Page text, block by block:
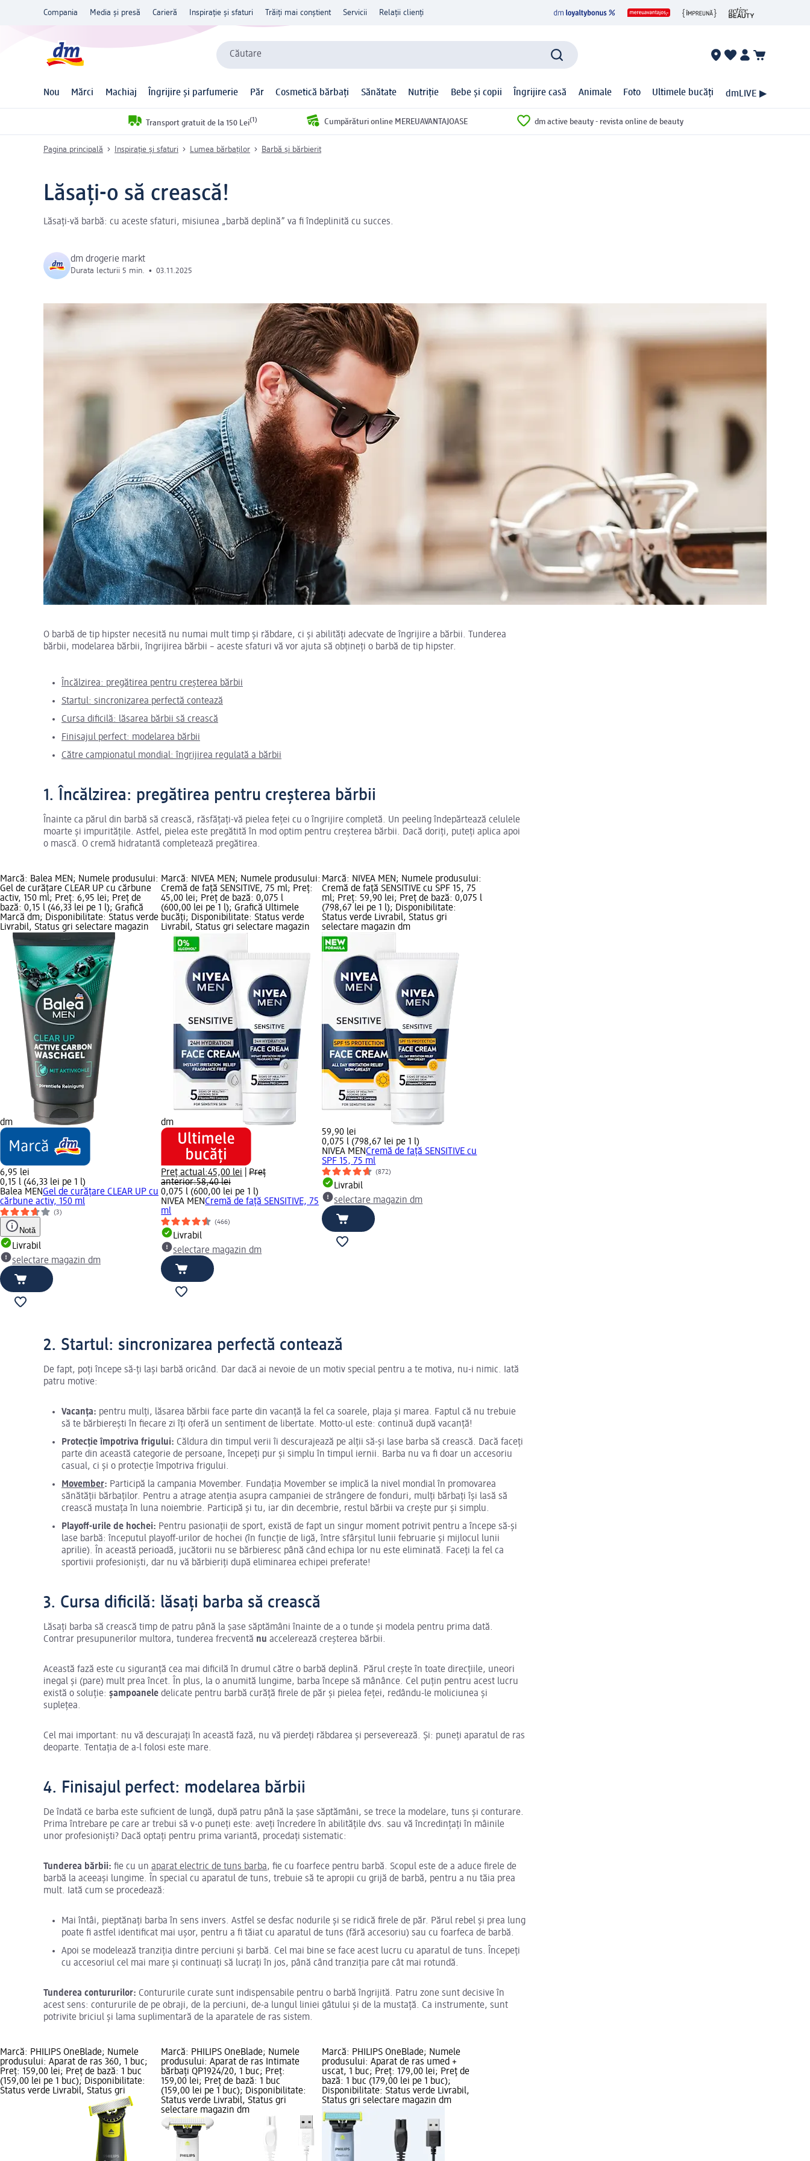
Compania Media și presă Carieră Inspirație și sfaturi Trăiți mai conștient Servicii Relații clienți
Căutare
Nou Mărci Machiaj Îngrijire și parfumerie Păr Cosmetică bărbați Sănătate Nutriție Bebe și copii Îngrijire casă Animale Foto Ultimele bucăți dmLIVE ▶
Transport gratuit de la 150 Lei(1) Cumpărături online MEREUAVANTAJOASE dm active beauty - revista online de beauty
Pagina principală Inspirație și sfaturi Lumea bărbaților Barbă și bărbierit
Lăsați-o să crească!
Lăsați-vă barbă: cu aceste sfaturi, misiunea „barbă deplină” va fi îndeplinită cu succes.
dm drogerie markt
Durata lecturii 5 min. • 03.11.2025
O barbă de tip hipster necesită nu numai mult timp și răbdare, ci și abilități adecvate de îngrijire a bărbii. Tunderea
bărbii, modelarea bărbii, îngrijirea bărbii – aceste sfaturi vă vor ajuta să obțineți o barbă de tip hipster.
Încălzirea: pregătirea pentru creșterea bărbii
Startul: sincronizarea perfectă contează
Cursa dificilă: lăsarea bărbii să crească
Finisajul perfect: modelarea bărbii
Către campionatul mondial: îngrijirea regulată a bărbii
1. Încălzirea: pregătirea pentru creșterea bărbii
Înainte ca părul din barbă să crească, răsfățați-vă pielea feței cu o îngrijire completă. Un peeling îndepărtează celulele
moarte și impuritățile. Astfel, pielea este pregătită în mod optim pentru creșterea bărbii. Dacă doriți, puteți aplica apoi
o mască. O cremă hidratantă completează pregătirea.
Marcă: Balea MEN; Numele produsului:
Gel de curățare CLEAR UP cu cărbune
activ, 150 ml; Preț: 6,95 lei; Preț de
bază: 0,15 l (46,33 lei pe 1 l); Grafică
Marcă dm; Disponibilitate: Status verde
Livrabil, Status gri selectare magazin
dm
6,95 lei
0,15 l (46,33 lei pe 1 l)
Balea MENGel de curățare CLEAR UP cu
cărbune activ, 150 ml
(3)
Notă
Livrabil
selectare magazin dm
Marcă: NIVEA MEN; Numele produsului:
Cremă de față SENSITIVE, 75 ml; Preț:
45,00 lei; Preț de bază: 0,075 l
(600,00 lei pe 1 l); Grafică Ultimele
bucăți; Disponibilitate: Status verde
Livrabil, Status gri selectare magazin
dm
Preț actual:45,00 lei |Preț
anterior:58,40 lei
0,075 l (600,00 lei pe 1 l)
NIVEA MENCremă de față SENSITIVE, 75
ml
(466)
Livrabil
selectare magazin dm
Marcă: NIVEA MEN; Numele produsului:
Cremă de față SENSITIVE cu SPF 15, 75
ml; Preț: 59,90 lei; Preț de bază: 0,075 l
(798,67 lei pe 1 l); Disponibilitate:
Status verde Livrabil, Status gri
selectare magazin dm
59,90 lei
0,075 l (798,67 lei pe 1 l)
NIVEA MENCremă de față SENSITIVE cu
SPF 15, 75 ml
(872)
Livrabil
selectare magazin dm
2. Startul: sincronizarea perfectă contează
De fapt, poți începe să-ți lași barbă oricând. Dar dacă ai nevoie de un motiv special pentru a te motiva, nu-i nimic. Iată
patru motive:
Vacanța: pentru mulți, lăsarea bărbii face parte din vacanță la fel ca soarele, plaja și marea. Faptul că nu trebuie
să te bărbierești în fiecare zi îți oferă un sentiment de libertate. Motto-ul este: continuă după vacanță!
Protecție împotriva frigului: Căldura din timpul verii îi descurajează pe alții să-și lase barba să crească. Dacă faceți
parte din această categorie de persoane, începeți pur și simplu în timpul iernii. Barba nu va fi doar un accesoriu
casual, ci și o protecție împotriva frigului.
Movember: Participă la campania Movember. Fundația Movember se implică la nivel mondial în promovarea
sănătății bărbaților. Pentru a atrage atenția asupra campaniei de strângere de fonduri, mulți bărbați își lasă să
crească mustața în luna noiembrie. Participă și tu, iar din decembrie, restul bărbii va crește pur și simplu.
Playoff-urile de hochei: Pentru pasionații de sport, există de fapt un singur moment potrivit pentru a începe să-și
lase barbă: începutul playoff-urilor de hochei (în funcție de ligă, între sfârșitul lunii februarie și mijlocul lunii
aprilie). În această perioadă, jucătorii nu se bărbieresc până când echipa lor nu este eliminată. Faceți la fel ca
sportivii profesioniști, dar nu vă bărbieriți după eliminarea echipei preferate!
3. Cursa dificilă: lăsați barba să crească
Lăsați barba să crească timp de patru până la șase săptămâni înainte de a o tunde și modela pentru prima dată.
Contrar presupunerilor multora, tunderea frecventă nu accelerează creșterea bărbii.
Această fază este cu siguranță cea mai dificilă în drumul către o barbă deplină. Părul crește în toate direcțiile, uneori
inegal și (pare) mult prea încet. În plus, la o anumită lungime, barba începe să mânânce. Cel puțin pentru acest lucru
există o soluție: șampoanele delicate pentru barbă curăță firele de păr și pielea feței, redându-le moliciunea și
suplețea.
Cel mai important: nu vă descurajați în această fază, nu vă pierdeți răbdarea și perseverează. Și: puneți aparatul de ras
deoparte. Tentația de a-l folosi este mare.
4. Finisajul perfect: modelarea bărbii
De îndată ce barba este suficient de lungă, după patru până la șase săptămâni, se trece la modelare, tuns și conturare.
Prima întrebare pe care ar trebui să v-o puneți este: aveți încredere în abilitățile dvs. sau vă încredințați în mâinile
unor profesioniști? Dacă optați pentru prima variantă, procedați sistematic:
Tunderea bărbii: fie cu un aparat electric de tuns barba, fie cu foarfece pentru barbă. Scopul este de a aduce firele de
barbă la aceeași lungime. În special cu aparatul de tuns, trebuie să te apropii cu grijă de barbă, pentru a nu tăia prea
mult. Iată cum se procedează:
Mai întâi, pieptănați barba în sens invers. Astfel se desfac nodurile și se ridică firele de păr. Părul rebel și prea lung
poate fi astfel identificat mai ușor, pentru a fi tăiat cu aparatul de tuns (fără accesoriu) sau cu foarfeca de barbă.
Apoi se modelează tranziția dintre perciuni și barbă. Cel mai bine se face acest lucru cu aparatul de tuns. Începeți
cu accesoriul cel mai mare și continuați să lucrați în jos, până când tranziția pare cât mai rotundă.
Tunderea contururilor: Contururile curate sunt indispensabile pentru o barbă îngrijită. Patru zone sunt decisive în
acest sens: contururile de pe obraji, de la perciuni, de-a lungul liniei gâtului și de la mustață. Ca instrumente, sunt
potrivite briciul și lama suplimentară de la aparatele de ras sistem.
Marcă: PHILIPS OneBlade; Numele
produsului: Aparat de ras 360, 1 buc;
Preț: 159,00 lei; Preț de bază: 1 buc
(159,00 lei pe 1 buc); Disponibilitate:
Status verde Livrabil, Status gri
Marcă: PHILIPS OneBlade; Numele
produsului: Aparat de ras Intimate
bărbați QP1924/20, 1 buc; Preț:
159,00 lei; Preț de bază: 1 buc
(159,00 lei pe 1 buc); Disponibilitate:
Status verde Livrabil, Status gri
selectare magazin dm
Marcă: PHILIPS OneBlade; Numele
produsului: Aparat de ras umed +
uscat, 1 buc; Preț: 179,00 lei; Preț de
bază: 1 buc (179,00 lei pe 1 buc);
Disponibilitate: Status verde Livrabil,
Status gri selectare magazin dm